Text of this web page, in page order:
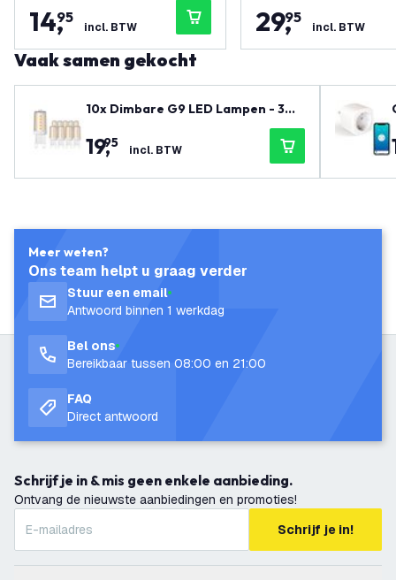
14,
95
incl. BTW 29,
95
incl. BTW
Vaak samen gekocht
10x Dimbare G9 LED Lampen - 3W
19,
95 incl. BTW
Meer weten?
Ons team helpt u graag verder
Stuur een email
Antwoord binnen 1 werkdag
Bel ons
Bereikbaar tussen 08:00 en 21:00
FAQ
Direct antwoord
Schrijf je in & mis geen enkele aanbieding.
Ontvang de nieuwste aanbiedingen en promoties!
Schrijf je in!